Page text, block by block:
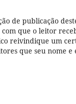
de publicação
que o leitor
reivindique um
que seu nome